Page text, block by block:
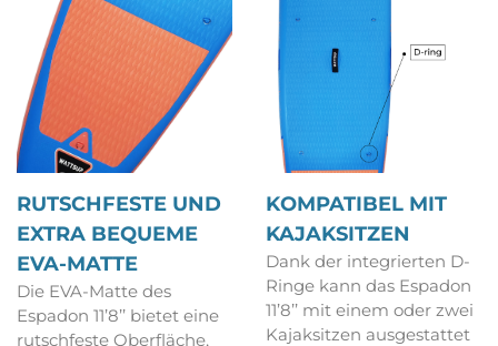
RUTSCHFESTE UND
EXTRA BEQUEME
EVA-MATTE
Die EVA-Matte des
Espadon 11’8’’ bietet eine
rutschfeste Oberfläche,
KOMPATIBEL MIT
KAJAKSITZEN
Dank der integrierten D-
Ringe kann das Espadon
11’8’’ mit einem oder zwei
Kajaksitzen ausgestattet